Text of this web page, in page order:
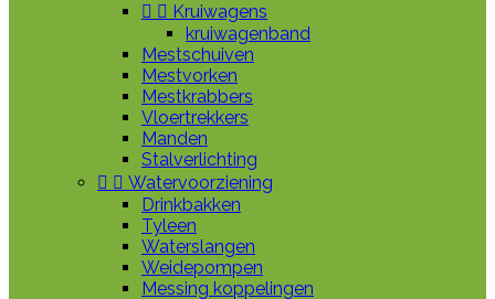
  Kruiwagens
kruiwagenband
Mestschuiven
Mestvorken
Mestkrabbers
Vloertrekkers
Manden
Stalverlichting
  Watervoorziening
Drinkbakken
Tyleen
Waterslangen
Weidepompen
Messing koppelingen